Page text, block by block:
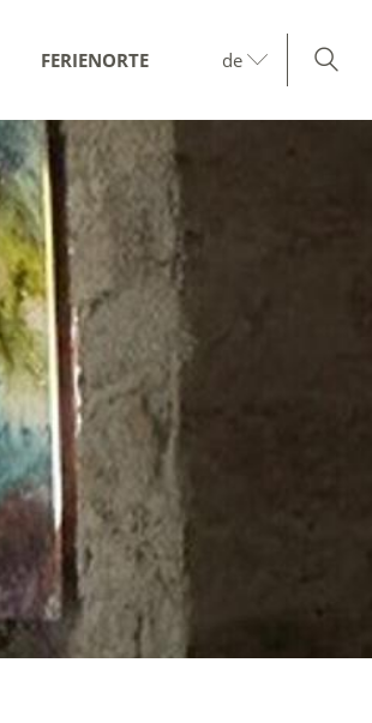
FERIENORTE de